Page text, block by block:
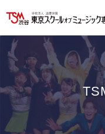
学科・専攻